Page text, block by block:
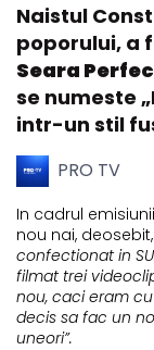
Naistul
poporului, a
Seara
se numeste
intr-un stil
PRO TV
In cadrul
nou nai,
confectionat in
filmat trei
nou, caci eram
decis sa fac un
uneori”.